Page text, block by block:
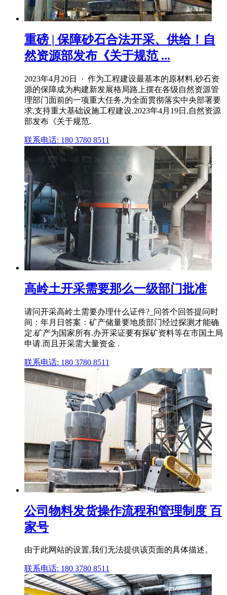
重磅 | 保障砂石合法开采、供给！自
然资源部发布《关于规范 ...
2023年4月20日 · 作为工程建设最基本的原材料,砂石资
源的保障成为构建新发展格局路上摆在各级自然资源管
理部门面前的一项重大任务,为全面贯彻落实中央部署要
求,支持重大基础设施工程建设,2023年4月19日,自然资源
部发布《关于规范.
联系电话: 180 3780 8511
高岭土开采需要那么一级部门批准
请问开采高岭土需要办理什么证件?_问答个回答提问时
间：年月日答案：矿产储量要地质部门经过探测才能确
定.矿产为国家所有.办开采证要有探矿资料等在市国土局
申请.而且开采需大量资金 .
联系电话: 180 3780 8511
公司物料发货操作流程和管理制度 百
家号
由于此网站的设置,我们无法提供该页面的具体描述。
联系电话: 180 3780 8511